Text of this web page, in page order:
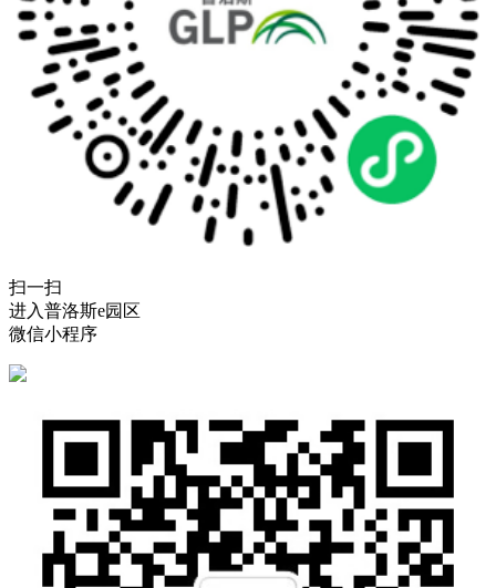
扫一扫
进入普洛斯e园区
微信小程序